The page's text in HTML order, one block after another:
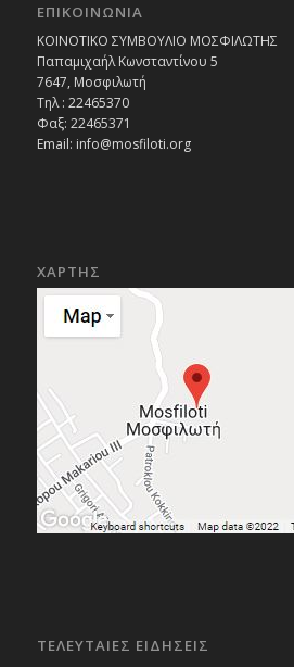
ΕΠΙΚΟΙΝΩΝΙΑ
ΚΟΙΝΟΤΙΚΟ ΣΥΜΒΟΥΛΙΟ ΜΟΣΦΙΛΩΤΗΣ
Παπαμιχαήλ Κωνσταντίνου 5
7647, Μοσφιλωτή
Τηλ : 22465370
Φαξ: 22465371
Email: info@mosfiloti.org
ΧΑΡΤΗΣ
ΤΕΛΕΥΤΑΙΕΣ ΕΙΔΗΣΕΙΣ